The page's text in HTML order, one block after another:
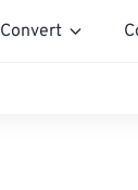
Convert